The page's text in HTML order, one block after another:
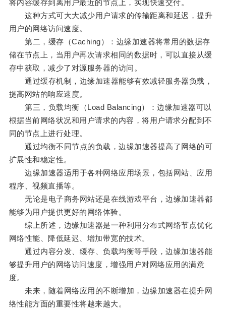
将内容缓存到离用户最近的节点上，实现快速交付。
这种方式可大大减少用户请求的传输距离和延迟，提升
用户的网络访问速度。
第二，缓存（Caching）：边缘加速器将常用的数据存
储在节点上，当用户再次请求相同的数据时，可以直接从缓
存中获取，减少了对源服务器的访问。
通过缓存机制，边缘加速器能够有效减轻服务器负载，
提高网站的响应速度。
第三，负载均衡（Load Balancing）：边缘加速器可以
根据当前网络状况和用户请求的内容，将用户请求分配到不
同的节点上进行处理。
通过均衡不同节点的负载，边缘加速器提高了网络的可
扩展性和稳定性。
边缘加速器适用于各种网络应用场景，包括网站、应用
程序、视频直播等。
无论是电子商务网站还是在线游戏平台，边缘加速器都
能够为用户提供更好的网络体验。
综上所述，边缘加速器是一种利用分布式网络节点优化
网络性能、降低延迟、增加带宽的技术。
通过内容分发、缓存、负载均衡等手段，边缘加速器能
够提升用户的网络访问速度，增强用户对网络应用的满意
度。
未来，随着网络应用的不断增加，边缘加速器在提升网
络性能方面的重要性将越来越大。